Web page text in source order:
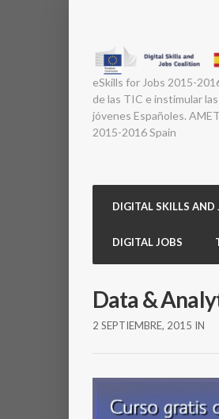
eSkills for Jobs 2015-
de las TIC e instimular
jóvenes Españoles.
2015-2016 Spain
DIGITAL SKILLS
DIGITAL JOBS
Data &
2 SEPTIEMBRE, 2015 IN